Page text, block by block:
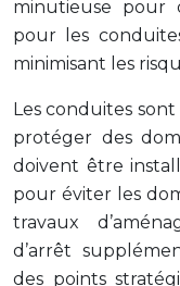
minutieuse pour
pour les
minimisant les
Les conduites
protéger des
doivent être
pour éviter les
travaux
d’arrêt
des points